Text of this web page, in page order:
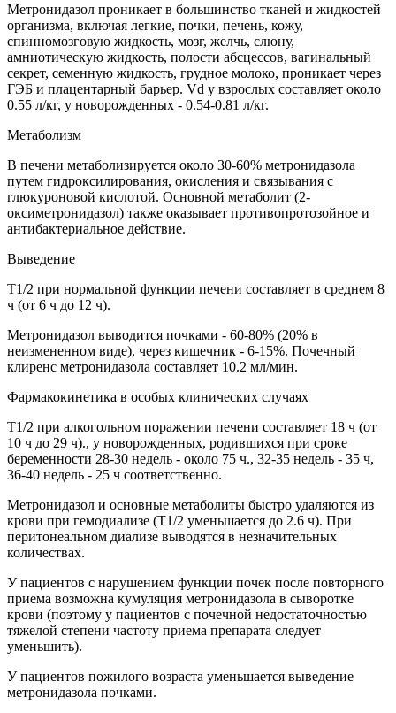
Метронидазол проникает в большинство тканей и жидкостей
организма, включая легкие, почки, печень, кожу,
спинномозговую жидкость, мозг, желчь, слюну,
амниотическую жидкость, полости абсцессов, вагинальный
секрет, семенную жидкость, грудное молоко, проникает через
ГЭБ и плацентарный барьер. Vd у взрослых составляет около
0.55 л/кг, у новорожденных - 0.54-0.81 л/кг.
Метаболизм
В печени метаболизируется около 30-60% метронидазола
путем гидроксилирования, окисления и связывания с
глюкуроновой кислотой. Основной метаболит (2-
оксиметронидазол) также оказывает противопротозойное и
антибактериальное действие.
Выведение
T1/2 при нормальной функции печени составляет в среднем 8
ч (от 6 ч до 12 ч).
Метронидазол выводится почками - 60-80% (20% в
неизмененном виде), через кишечник - 6-15%. Почечный
клиренс метронидазола составляет 10.2 мл/мин.
Фармакокинетика в особых клинических случаях
T1/2 при алкогольном поражении печени составляет 18 ч (от
10 ч до 29 ч)., у новорожденных, родившихся при сроке
беременности 28-30 недель - около 75 ч., 32-35 недель - 35 ч,
36-40 недель - 25 ч соответственно.
Метронидазол и основные метаболиты быстро удаляются из
крови при гемодиализе (T1/2 уменьшается до 2.6 ч). При
перитонеальном диализе выводятся в незначительных
количествах.
У пациентов с нарушением функции почек после повторного
приема возможна кумуляция метронидазола в сыворотке
крови (поэтому у пациентов с почечной недостаточностью
тяжелой степени частоту приема препарата следует
уменьшить).
У пациентов пожилого возраста уменьшается выведение
метронидазола почками.